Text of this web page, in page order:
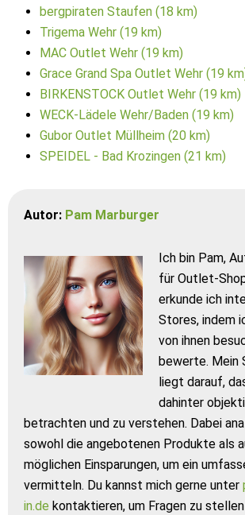
bergpiraten Staufen (18 km)
Trigema Wehr (19 km)
MAC Outlet Wehr (19 km)
Grace Grand Spa Outlet Wehr (19
BIRKENSTOCK Outlet Wehr (19 km)
WECK-Lädele Wehr/Baden (19 km)
Gubor Outlet Müllheim (20 km)
SPEIDEL - Bad Krozingen (21 km)
Autor: Pam Marburger
Ich bin Pam,
für Outlet-
erkunde ich
Stores, indem
von ihnen
bewerte. Mein
liegt darauf,
dahinter
betrachten und zu verstehen. Dabei
sowohl die angebotenen Produkte als
möglichen Einsparungen, um ein
vermitteln. Du kannst mich gerne unter
in.de kontaktieren, um Fragen zu